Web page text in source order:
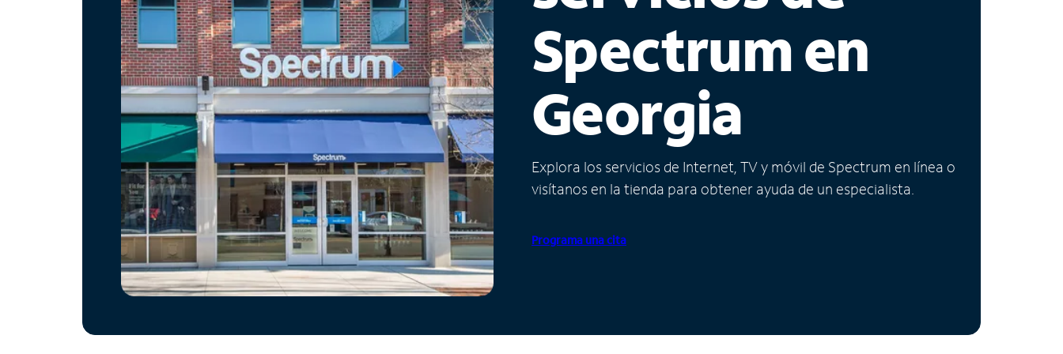
Spectrum en
Georgia
Explora los servicios de Internet, TV y móvil de Spectrum en línea o
visítanos en la tienda para obtener ayuda de un especialista.
Programa una cita